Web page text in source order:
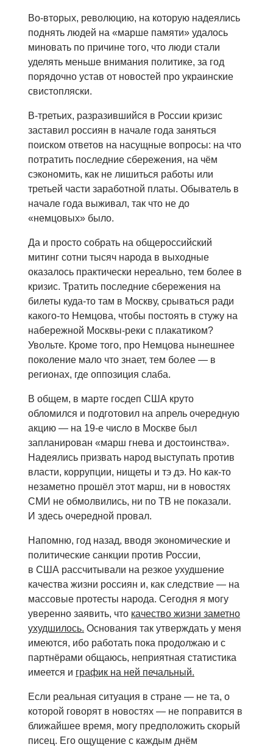
Во-вторых, революцию, на которую надеялись
поднять людей на «марше памяти» удалось
миновать по причине того, что люди стали
уделять меньше внимания политике, за год
порядочно устав от новостей про украинские
свистопляски.
В-третьих, разразившийся в России кризис
заставил россиян в начале года заняться
поиском ответов на насущные вопросы: на что
потратить последние сбережения, на чём
сэкономить, как не лишиться работы или
третьей части заработной платы. Обыватель в
начале года выживал, так что не до
«немцовых» было.
Да и просто собрать на общероссийский
митинг сотни тысяч народа в выходные
оказалось практически нереально, тем более в
кризис. Тратить последние сбережения на
билеты куда-то там в Москву, срываться ради
какого-то Немцова, чтобы постоять в стужу на
набережной Москвы-реки с плакатиком?
Увольте. Кроме того, про Немцова нынешнее
поколение мало что знает, тем более — в
регионах, где оппозиция слаба.
В общем, в марте госдеп США круто
обломился и подготовил на апрель очередную
акцию — на 19-е число в Москве был
запланирован «марш гнева и достоинства».
Надеялись призвать народ выступать против
власти, коррупции, нищеты и тэ дэ. Но как-то
незаметно прошёл этот марш, ни в новостях
СМИ не обмолвились, ни по ТВ не показали.
И здесь очередной провал.
Напомню, год назад, вводя экономические и
политические санкции против России,
в США рассчитывали на резкое ухудшение
качества жизни россиян и, как следствие — на
массовые протесты народа. Сегодня я могу
уверенно заявить, что качество жизни заметно
ухудшилось. Основания так утверждать у меня
имеются, ибо работать пока продолжаю и с
партнёрами общаюсь, неприятная статистика
имеется и график на ней печальный.
Если реальная ситуация в стране — не та, о
которой говорят в новостях — не поправится в
ближайшее время, могу предположить скорый
писец. Его ощущение с каждым днём